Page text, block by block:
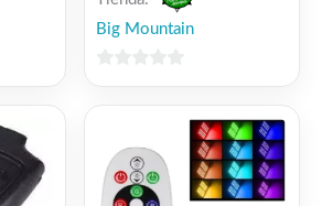
Big Mountain